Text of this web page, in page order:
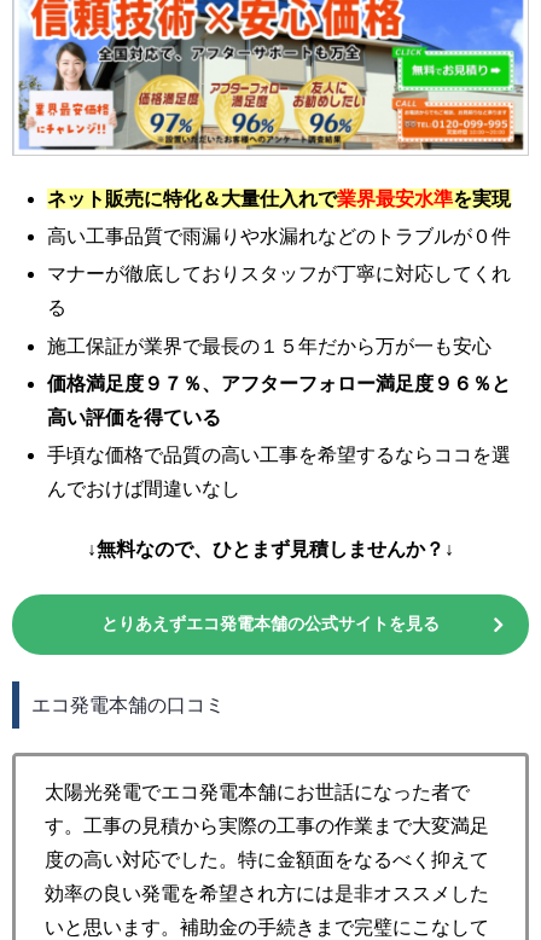
ネット販売に特化＆大量仕入れで業界最安水準を実現
高い工事品質で雨漏りや水漏れなどのトラブルが０件
マナーが徹底しておりスタッフが丁寧に対応してくれ
る
施工保証が業界で最長の１５年だから万が一も安心
価格満足度９７％、アフターフォロー満足度９６％と
高い評価を得ている
手頃な価格で品質の高い工事を希望するならココを選
んでおけば間違いなし
↓無料なので、ひとまず見積しませんか？↓
とりあえずエコ発電本舗の公式サイトを見る
エコ発電本舗の口コミ
太陽光発電でエコ発電本舗にお世話になった者で
す。工事の見積から実際の工事の作業まで大変満足
度の高い対応でした。特に金額面をなるべく抑えて
効率の良い発電を希望され方には是非オススメした
いと思います。補助金の手続きまで完璧にこなして